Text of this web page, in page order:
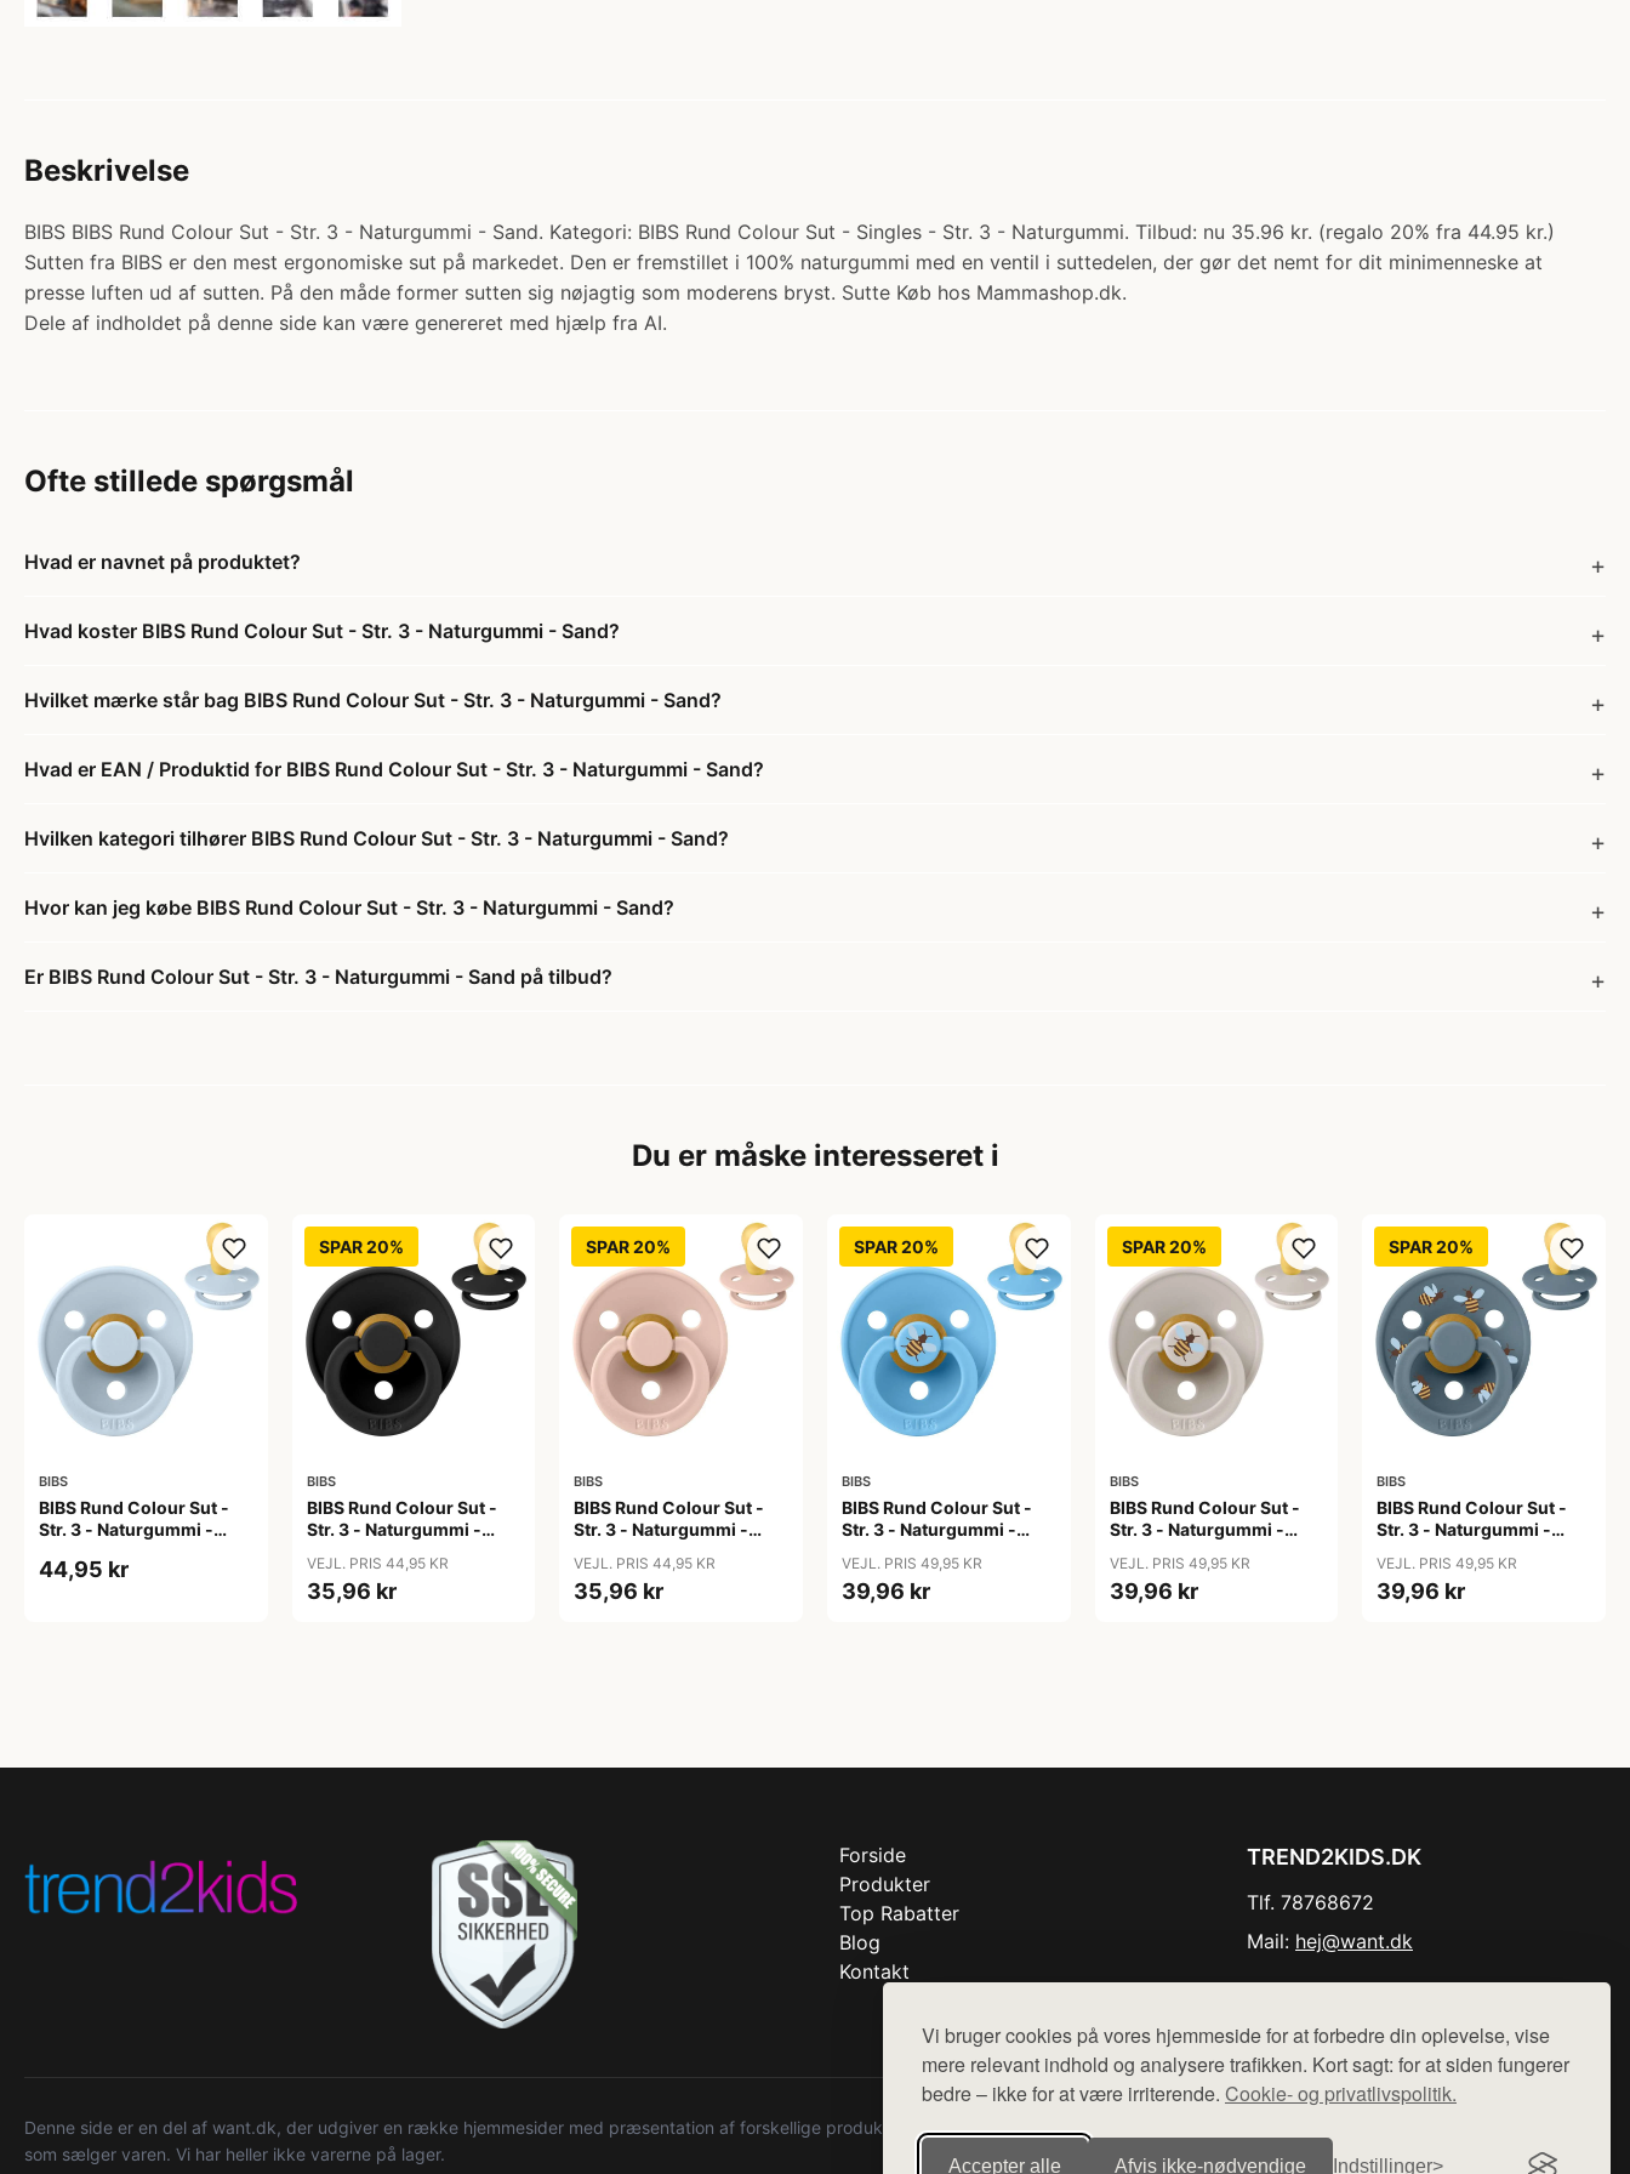
Vi bruger cookies på vores hjemmeside for at forbedre din oplevelse, vise
mere relevant indhold og analysere trafikken. Kort sagt: for at siden fungerer
bedre – ikke for at være irriterende. Cookie- og privatlivspolitik.
Accepter alle Afvis ikke‑nødvendige Indstillinger
Beskrivelse
BIBS BIBS Rund Colour Sut - Str. 3 - Naturgummi - Sand. Kategori: BIBS Rund Colour Sut - Singles - Str. 3 - Naturgummi. Tilbud: nu 35.96 kr. (regalo 20% fra 44.95 kr.)
Sutten fra BIBS er den mest ergonomiske sut på markedet. Den er fremstillet i 100% naturgummi med en ventil i suttedelen, der gør det nemt for dit minimenneske at
presse luften ud af sutten. På den måde former sutten sig nøjagtig som moderens bryst. Sutte Køb hos Mammashop.dk.
Dele af indholdet på denne side kan være genereret med hjælp fra AI.
Ofte stillede spørgsmål
Hvad er navnet på produktet?
Hvad koster BIBS Rund Colour Sut - Str. 3 - Naturgummi - Sand?
Hvilket mærke står bag BIBS Rund Colour Sut - Str. 3 - Naturgummi - Sand?
Hvad er EAN / Produktid for BIBS Rund Colour Sut - Str. 3 - Naturgummi - Sand?
Hvilken kategori tilhører BIBS Rund Colour Sut - Str. 3 - Naturgummi - Sand?
Hvor kan jeg købe BIBS Rund Colour Sut - Str. 3 - Naturgummi - Sand?
Er BIBS Rund Colour Sut - Str. 3 - Naturgummi - Sand på tilbud?
Du er måske interesseret i
BIBS
BIBS Rund Colour Sut -
Str. 3 - Naturgummi -
44,95 kr
SPAR 20%
BIBS
BIBS Rund Colour Sut -
Str. 3 - Naturgummi -
VEJL. PRIS 44,95 KR
35,96 kr
SPAR 20%
BIBS
BIBS Rund Colour Sut -
Str. 3 - Naturgummi -
VEJL. PRIS 44,95 KR
35,96 kr
SPAR 20%
BIBS
BIBS Rund Colour Sut -
Str. 3 - Naturgummi -
Breeze
VEJL. PRIS 49,95 KR
39,96 kr
SPAR 20%
BIBS
BIBS Rund Colour Sut -
Str. 3 - Naturgummi -
Mushroom
VEJL. PRIS 49,95 KR
39,96 kr
SPAR 20%
BIBS
BIBS Rund Colour Sut -
Str. 3 - Naturgummi -
Petrol
VEJL. PRIS 49,95 KR
39,96 kr
Forside
Produkter
Top Rabatter
Blog
Kontakt
TREND2KIDS.DK
Tlf. 78768672
Mail: hej@want.dk
Denne side er en del af want.dk, der udgiver en række hjemmesider med præsentation af forskellige produkter fra diverse webshops. Der sælges ikke varer fra denne side - vi henviser til de shops,
som sælger varen. Vi har heller ikke varerne på lager.